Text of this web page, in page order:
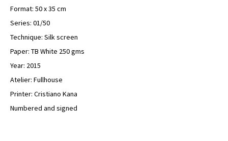
Format: 50 x 35 cm
Series: 01/50
Technique: Silk screen
Paper: TB White 250 gms
Year: 2015
Atelier: Fullhouse
Printer: Cristiano Kana
Numbered and signed